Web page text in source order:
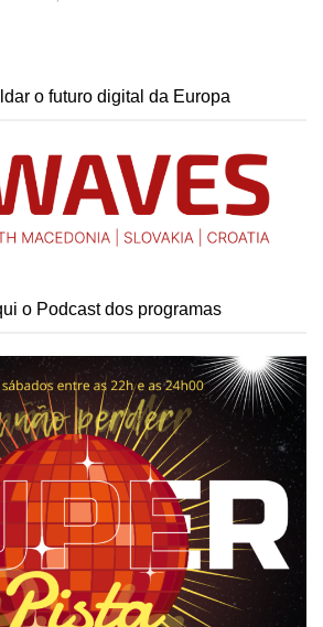
o futuro digital da Europa
o Podcast dos programas